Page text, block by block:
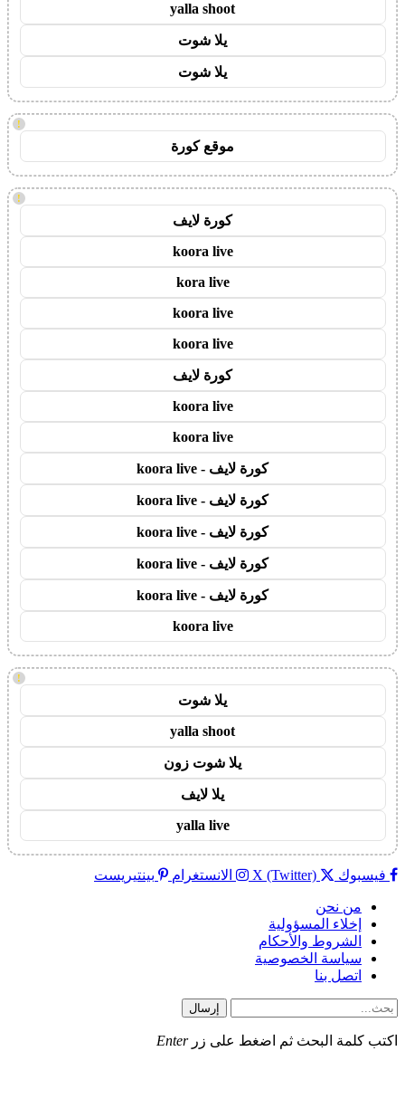
yalla shoot
يلا شوت
يلا شوت
!
موقع كورة
!
كورة لايف
koora live
kora live
koora live
koora live
كورة لايف
koora live
koora live
كورة لايف - koora live
كورة لايف - koora live
كورة لايف - koora live
كورة لايف - koora live
كورة لايف - koora live
koora live
!
يلا شوت
yalla shoot
يلا شوت زون
يلا لايف
yalla live
فيسبوك X (Twitter) الانستغرام بينتيريست
من نحن
إخلاء المسؤولية
الشروط والأحكام
سياسة الخصوصية
اتصل بنا
إرسال
اكتب كلمة البحث ثم اضغط على زر Enter